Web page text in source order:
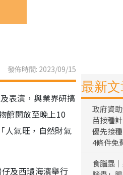
發佈時間: 2023/09/15
表演，與業界研搞
館開放至晚上10
人氣旺，自然財氣
及西環海濱舉行
最新文
政府資
苗接種
優先接
4條件免
食腦蟲